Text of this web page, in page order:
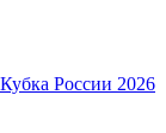
России 2026